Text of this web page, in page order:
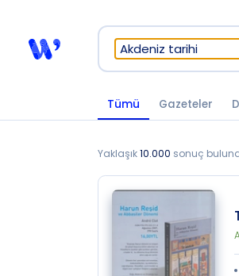
Tümü Gazeteler
Yaklaşık10.000 sonuç